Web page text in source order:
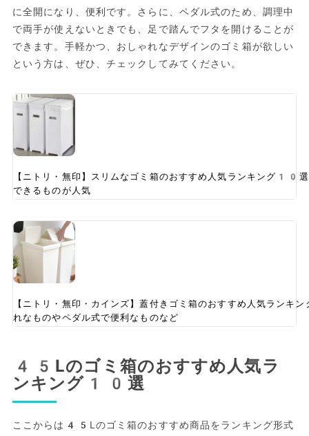
に全開になり、便利です。さらに、ペダル式のため、調理中
で両手が使えないときでも、足で踏んでフタを開けることが
できます。手軽かつ、おしゃれなデザインのゴミ箱が欲しい
という方は、ぜひ、チェックしてみてください。
【ニトリ・無印】スリムなゴミ箱のおすすめ人気ランキング10
できるものが人気
【ニトリ・無印・カインズ】蓋付きゴミ箱のおすすめ人気ラン
れなものやペダル式で便利なものなど
45Lのゴミ箱のおすすめ人気ラ
ンキング10選
ここからは45Lのゴミ箱のおすすめ商品をランキング形式